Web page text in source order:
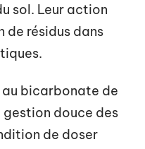
sol. Leur action
de résidus dans
au bicarbonate de
douce des
de doser